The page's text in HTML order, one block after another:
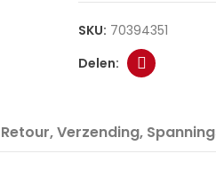
SKU: 70394351
Retour, Verzending,